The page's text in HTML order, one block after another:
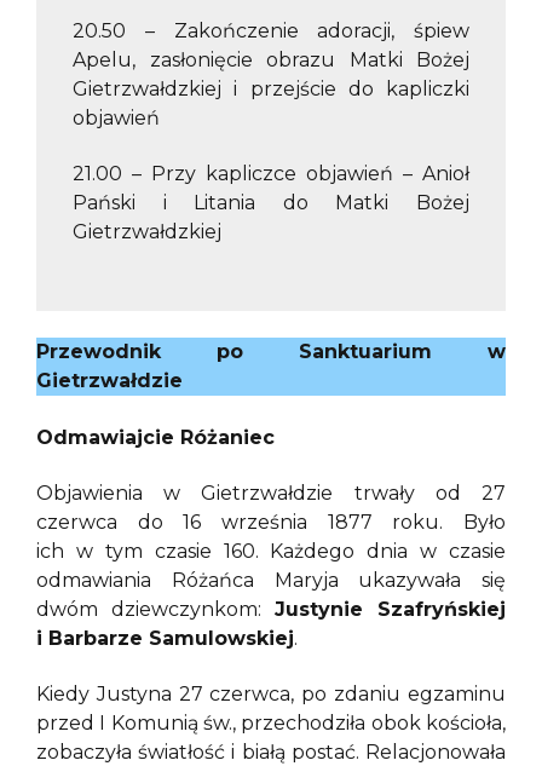
20.50 – Zakończenie adoracji, śpiew
Apelu, zasłonięcie obrazu Matki Bożej
Gietrzwałdzkiej i przejście do kapliczki
objawień
21.00 – Przy kapliczce objawień – Anioł
Pański i Litania do Matki Bożej
Gietrzwałdzkiej
Przewodnik po Sanktuarium w
Gietrzwałdzie
Odmawiajcie Różaniec
Objawienia w Gietrzwałdzie trwały od 27
czerwca do 16 września 1877 roku. Było
ich w tym czasie 160. Każdego dnia w czasie
odmawiania Różańca Maryja ukazywała się
dwóm dziewczynkom: Justynie Szafryńskiej
i Barbarze Samulowskiej.
Kiedy Justyna 27 czerwca, po zdaniu egzaminu
przed I Komunią św., przechodziła obok kościoła,
zobaczyła światłość i białą postać. Relacjonowała